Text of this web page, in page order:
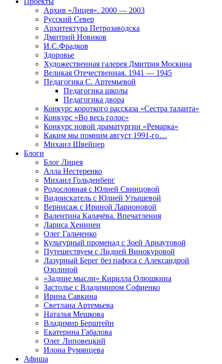
Архив «Лицея». 2000 — 2003
Русский Север
Архитектура Петрозаводска
Дмитрий Новиков
И.С.Фрадков
Здоровье
Художественная галерея Дмитрия Москина
Великая Отечественная. 1941 — 1945
Педагогика С. Артемьевой
Педагогика школы
Педагогика двора
Конкурс короткого рассказа «Сестра таланта»
Конкурс «Во весь голос»
Конкурс новой драматургии «Ремарка»
Каким мы помним август 1991-го…
Михаил Швейцер
Блоги
Блог Лицея
Алла Нестеренко
Михаил Гольденберг
Родословная с Юлией Свинцовой
Видоискатель с Юлией Утышевой
Вернисаж с Ириной Ларионовой
Валентина Калачёва. Впечатления
Лариса Хенинен
Олег Гальченко
Культурный променад с Зоей Арнаутовой
Путешествуем с Лидией Винокуровой
Лазурный Берег без пафоса с Александрой
Озолиной
«Задние мысли» Кирилла Олюшкина
Застолье с Владимиром Софиенко
Ирина Савкина
Светлана Артемьева
Наталья Мешкова
Владимир Берштейн
Екатерина Габалова
Олег Липовецкий
Илона Румянцева
Афиша